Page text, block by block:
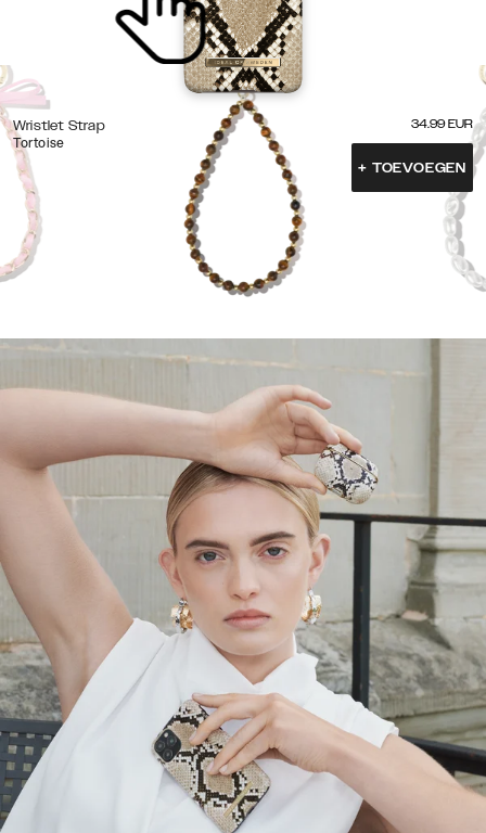
Wristlet Strap
Tortoise
34.99 EUR
+ TOEVOEGEN